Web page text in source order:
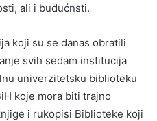
ali i budućnsti.
koji su se danas obratili
svih sedam institucija
univerzitetsku biblioteku
koje mora biti trajno
i rukopisi Biblioteke koji